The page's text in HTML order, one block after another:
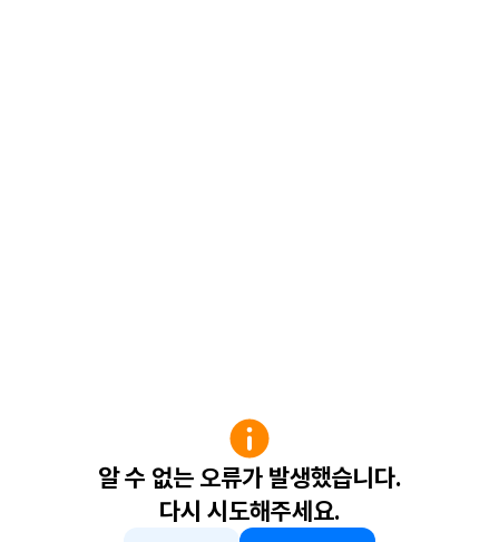
알 수 없는 오류가 발생했습니다.
다시 시도해주세요.